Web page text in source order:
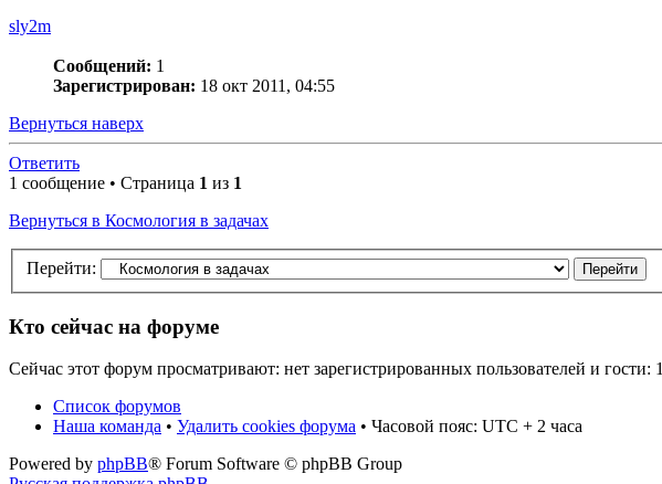
sly2m
Сообщений: 1
Зарегистрирован: 18 окт 2011, 04:55
Вернуться наверх
Ответить
1 сообщение • Страница 1 из 1
Вернуться в Космология в задачах
Перейти:
Кто сейчас на форуме
Сейчас этот форум просматривают: нет зарегистрированных пользователей и гости: 1
Список форумов
Наша команда • Удалить cookies форума • Часовой пояс: UTC + 2 часа
Powered by phpBB® Forum Software © phpBB Group